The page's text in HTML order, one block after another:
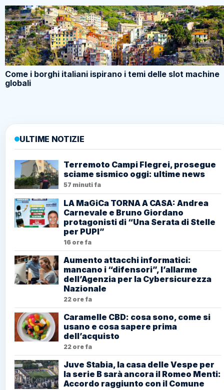
Come i borghi italiani ispirano i temi delle slot machine
globali
ULTIME NOTIZIE
Terremoto Campi Flegrei, prosegue
sciame sismico oggi: ultime news
57 minuti fa
LA MaGiCa TORNA A CASA: Andrea
Carnevale e Bruno Giordano
protagonisti di “Una Serata di Stelle
per PUPI”
16 ore fa
Aumento attacchi informatici:
mancano i “difensori”, l’allarme
dell’Agenzia per la Cybersicurezza
Nazionale
22 ore fa
Caramelle CBD: cosa sono, come si
usano e cosa sapere prima
dell’acquisto
22 ore fa
Juve Stabia, la casa delle Vespe per
la serie B sarà ancora il Romeo Menti:
Accordo raggiunto con il Comune